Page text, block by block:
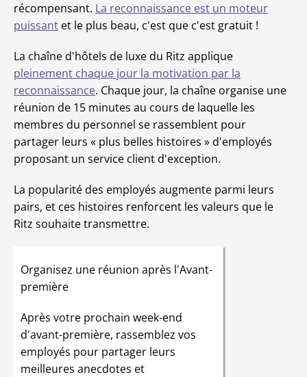
récompensant. La reconnaissance est un moteur
puissant et le plus beau, c'est que c'est gratuit !
La chaîne d'hôtels de luxe du Ritz applique
pleinement chaque jour la motivation par la
reconnaissance. Chaque jour, la chaîne organise une
réunion de 15 minutes au cours de laquelle les
membres du personnel se rassemblent pour
partager leurs « plus belles histoires » d'employés
proposant un service client d'exception.
La popularité des employés augmente parmi leurs
pairs, et ces histoires renforcent les valeurs que le
Ritz souhaite transmettre.
Organisez une réunion après l'Avant-
première
Après votre prochain week-end
d'avant-première, rassemblez vos
employés pour partager leurs
meilleures anecdotes et